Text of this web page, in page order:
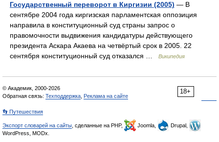
Государственный переворот в Киргизии (2005) — В
сентябре 2004 года киргизская парламентская оппозиция
направила в конституционный суд страны запрос о
правомочности выдвижения кандидатуры действующего
президента Аскара Акаева на четвёртый срок в 2005. 22
сентября конституционный суд отказался …
Википедия
18+
© Академик, 2000-2026
Обратная связь: Техподдержка Реклама на сайте
👣 Путешествия
Экспорт словарей на сайты , сделанные на PHP, Joomla,
Drupal,
WordPress, MODx.